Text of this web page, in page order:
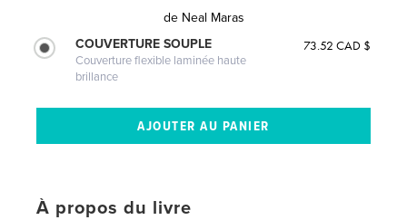
de Neal Maras
COUVERTURE SOUPLE
Couverture flexible laminée haute
brillance
73.52 CAD $
À propos du livre